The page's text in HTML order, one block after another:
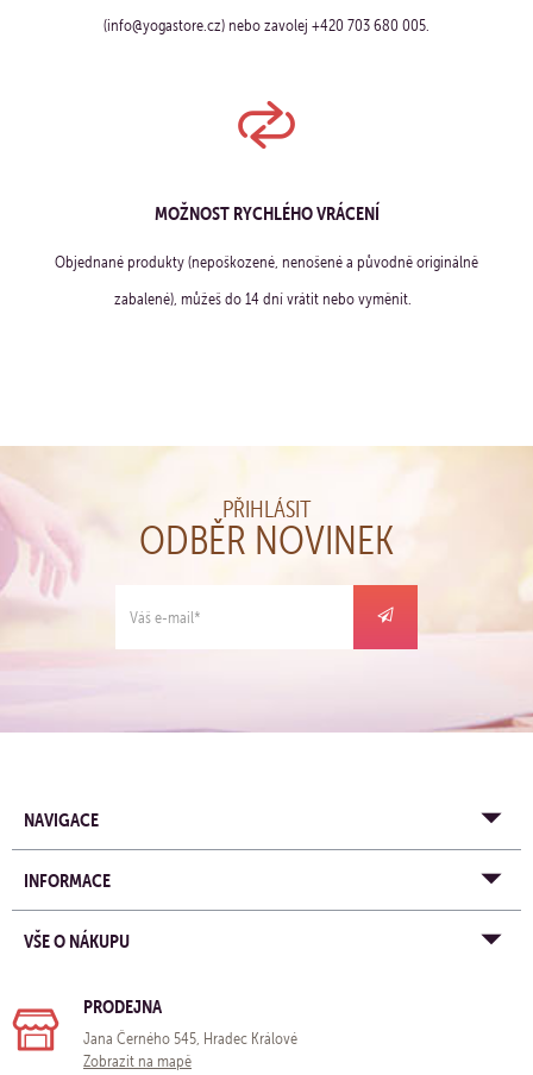
(info@yogastore.cz) nebo zavolej +420 703 680 005.
MOŽNOST RYCHLÉHO VRÁCENÍ
Objednané produkty (nepoškozené, nenošené a původně originálně
zabalené), můžeš do 14 dní vrátit nebo vyměnit.
PŘIHLÁSIT
ODBĚR NOVINEK
NAVIGACE
INFORMACE
VŠE O NÁKUPU
PRODEJNA
Jana Černého 545, Hradec Králové
Zobrazit na mapě